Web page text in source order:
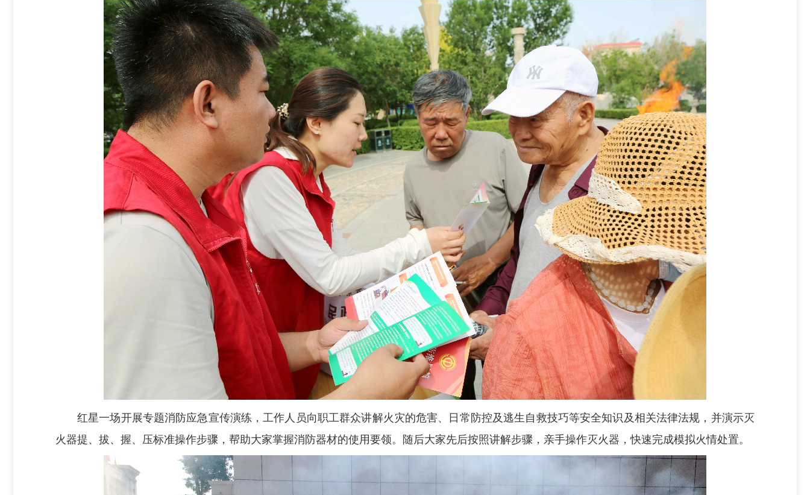
红星一场开展专题消防应急宣传演练，工作人员向职工群众讲解火灾的危害、日常防控及逃生自救技巧等安全知识及相关法律法规，并演示灭
火器提、拔、握、压标准操作步骤，帮助大家掌握消防器材的使用要领。随后大家先后按照讲解步骤，亲手操作灭火器，快速完成模拟火情处置。